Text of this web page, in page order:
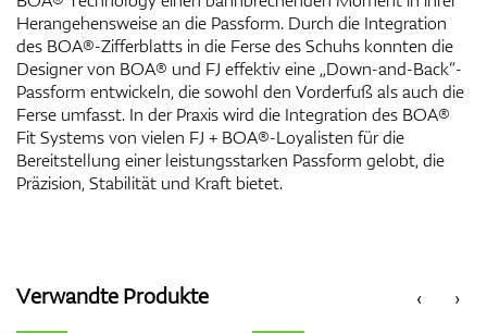
Herangehensweise an die Passform. Durch die Integration
des BOA®-Zifferblatts in die Ferse des Schuhs konnten die
Designer von BOA® und FJ effektiv eine „Down-and-Back“-
Passform entwickeln, die sowohl den Vorderfuß als auch die
Ferse umfasst. In der Praxis wird die Integration des BOA®
Fit Systems von vielen FJ + BOA®-Loyalisten für die
Bereitstellung einer leistungsstarken Passform gelobt, die
Präzision, Stabilität und Kraft bietet.
‹
Verwandte Produkte ›